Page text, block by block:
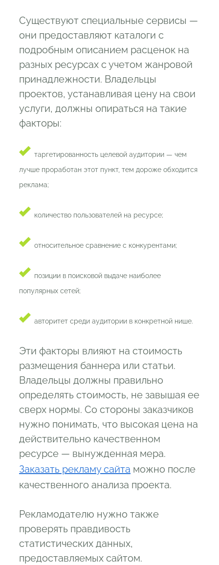
Существуют специальные сервисы —
они предоставляют каталоги с
подробным описанием расценок на
разных ресурсах с учетом жанровой
принадлежности. Владельцы
проектов, устанавливая цену на свои
услуги, должны опираться на такие
факторы:
таргетированность целевой аудитории — чем
лучше проработан этот пункт, тем дороже обходится
реклама;
количество пользователей на ресурсе;
относительное сравнение с конкурентами;
позиции в поисковой выдаче наиболее
популярных сетей;
авторитет среди аудитории в конкретной нише.
Эти факторы влияют на стоимость
размещения баннера или статьи.
Владельцы должны правильно
определять стоимость, не завышая ее
сверх нормы. Со стороны заказчиков
нужно понимать, что высокая цена на
действительно качественном
ресурсе — вынужденная мера.
Заказать рекламу сайта можно после
качественного анализа проекта.
Рекламодателю нужно также
проверять правдивость
статистических данных,
предоставляемых сайтом.